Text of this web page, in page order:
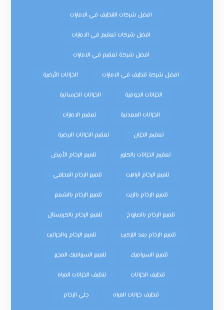
افضل شركات التنظيف في الامارات
افضل شركات تعقيم في الامارات
افضل شركة تعقيم في الامارات
افضل شركة تنظيف في الامارات الخزانات الأرضية
الخزانات الجوفية الخزانات الخرسانية
الخزانات المعدنية تعقيم الامارات
تعقيم الخزان تعقيم الخزانات الارضية
تعقيم الخزانات بالكلور تلميع الرخام الأبيض
تلميع الرخام الباهت تلميع الرخام المطفي
تلميع الرخام بالزيت تلميع الرخام بالشمع
تلميع الرخام بالصاروخ تلميع الرخام بالكريستال
تلميع الرخام بعد التركيب تلميع الرخام والجرانيت
تلميع السيراميك تلميع السيراميك المجير
تنظيف الخزانات تنظيف الخزانات المياه
تنظيف خزانات المياه جلي الرخام